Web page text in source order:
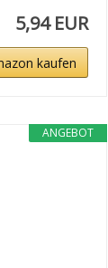
5,94 EUR
kaufen
ANGEBOT